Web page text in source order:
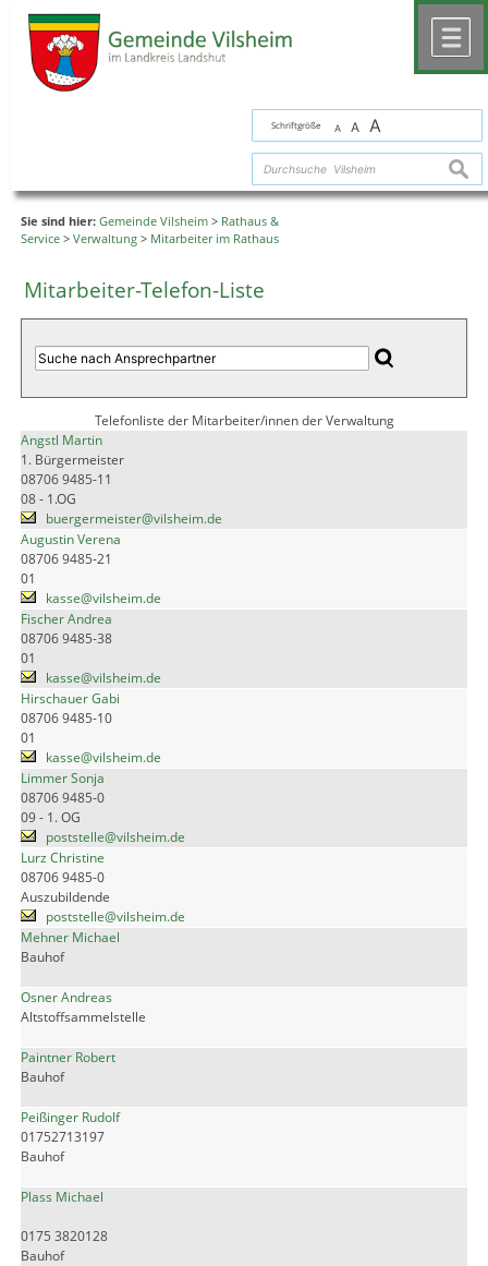
Schriftgröße A A A
Sie sind hier: Gemeinde Vilsheim > Rathaus &
Service > Verwaltung > Mitarbeiter im Rathaus
Mitarbeiter-Telefon-Liste
Telefonliste der Mitarbeiter/innen der Verwaltung
Angstl Martin
1. Bürgermeister
08706 9485-11
08 - 1.OG
buergermeister@vilsheim.de
Augustin Verena
08706 9485-21
01
kasse@vilsheim.de
Fischer Andrea
08706 9485-38
01
kasse@vilsheim.de
Hirschauer Gabi
08706 9485-10
01
kasse@vilsheim.de
Limmer Sonja
08706 9485-0
09 - 1. OG
poststelle@vilsheim.de
Lurz Christine
08706 9485-0
Auszubildende
poststelle@vilsheim.de
Mehner Michael
Bauhof
Osner Andreas
Altstoffsammelstelle
Paintner Robert
Bauhof
Peißinger Rudolf
01752713197
Bauhof
Plass Michael
0175 3820128
Bauhof